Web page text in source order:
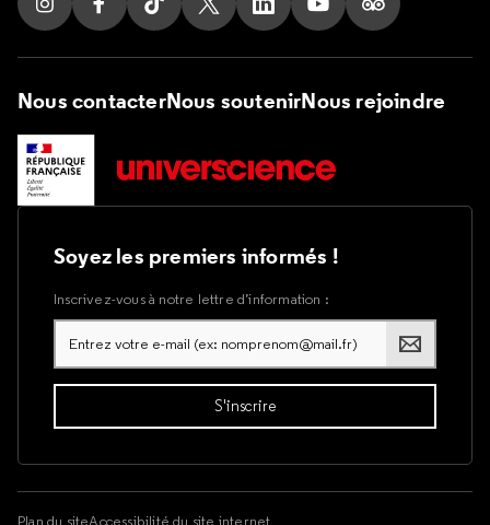
Suivez nous sur Instagram
Suivez nous sur Facebook
Suivez nous sur Tik Tok
Suivez nous sur X
Suivez nous sur LinkedIn
Suivez nous sur
Suivez nous
Nous contacterNous soutenirNous rejoindre
Soyez les premiers informés !
Inscrivez-vous à notre lettre d’information :
Plan du siteAccessibilité du site internet